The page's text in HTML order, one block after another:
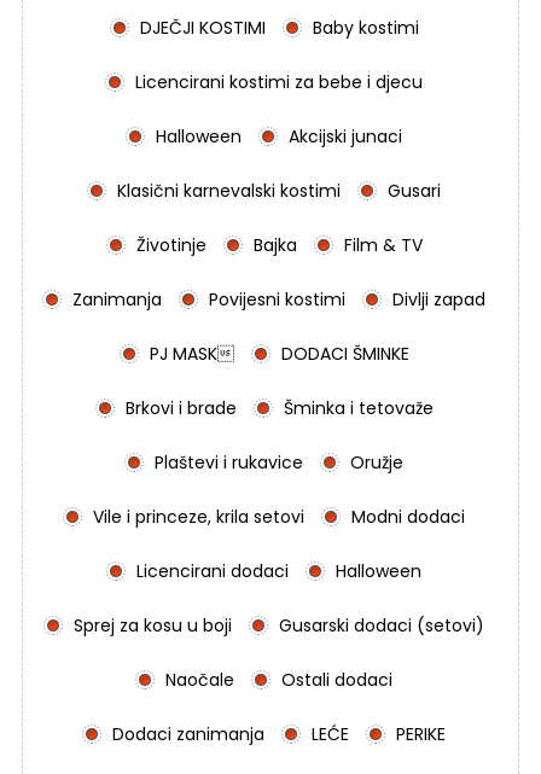
DJEČJI KOSTIMI Baby kostimi
Licencirani kostimi za bebe i djecu
Halloween Akcijski junaci
Klasični karnevalski kostimi Gusari
Životinje Bajka Film & TV
Zanimanja Povijesni kostimi Divlji zapad
PJ MASK DODACI ŠMINKE
Brkovi i brade Šminka i tetovaže
Plaštevi i rukavice Oružje
Vile i princeze, krila setovi Modni dodaci
Licencirani dodaci Halloween
Sprej za kosu u boji Gusarski dodaci (setovi)
Naočale Ostali dodaci
Dodaci zanimanja LEĆE PERIKE